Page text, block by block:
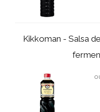
Kikkoman - Salsa